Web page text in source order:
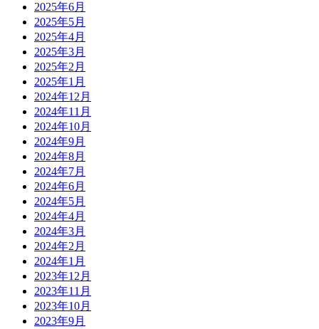
2025年6月
2025年5月
2025年4月
2025年3月
2025年2月
2025年1月
2024年12月
2024年11月
2024年10月
2024年9月
2024年8月
2024年7月
2024年6月
2024年5月
2024年4月
2024年3月
2024年2月
2024年1月
2023年12月
2023年11月
2023年10月
2023年9月